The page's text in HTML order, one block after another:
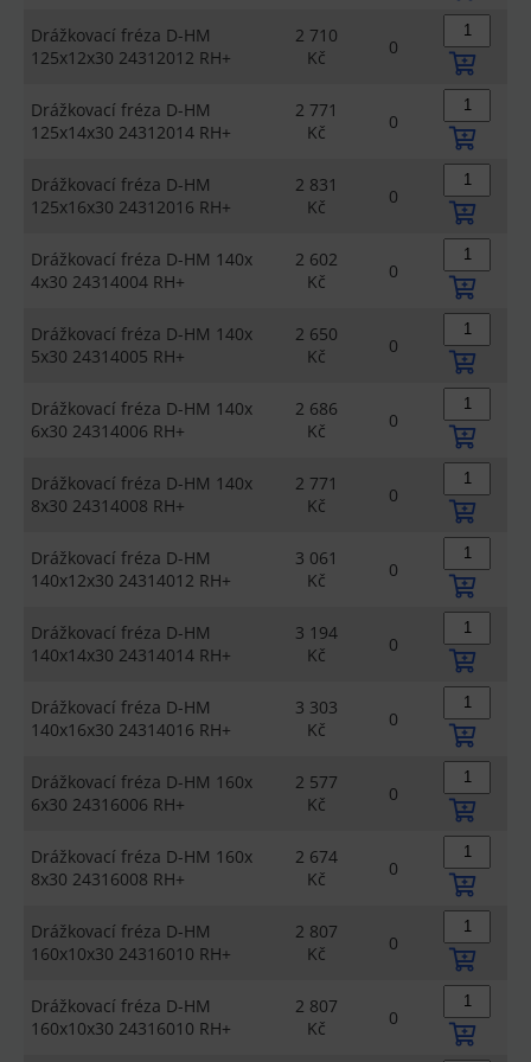
Drážkovací fréza D-HM
125x12x30 24312012 RH+
2 710
Kč
0
Drážkovací fréza D-HM
125x14x30 24312014 RH+
2 771
Kč
0
Drážkovací fréza D-HM
125x16x30 24312016 RH+
2 831
Kč
0
Drážkovací fréza D-HM 140x
4x30 24314004 RH+
2 602
Kč
0
Drážkovací fréza D-HM 140x
5x30 24314005 RH+
2 650
Kč
0
Drážkovací fréza D-HM 140x
6x30 24314006 RH+
2 686
Kč
0
Drážkovací fréza D-HM 140x
8x30 24314008 RH+
2 771
Kč
0
Drážkovací fréza D-HM
140x12x30 24314012 RH+
3 061
Kč
0
Drážkovací fréza D-HM
140x14x30 24314014 RH+
3 194
Kč
0
Drážkovací fréza D-HM
140x16x30 24314016 RH+
3 303
Kč
0
Drážkovací fréza D-HM 160x
6x30 24316006 RH+
2 577
Kč
0
Drážkovací fréza D-HM 160x
8x30 24316008 RH+
2 674
Kč
0
Drážkovací fréza D-HM
160x10x30 24316010 RH+
2 807
Kč
0
Drážkovací fréza D-HM
160x10x30 24316010 RH+
2 807
Kč
0